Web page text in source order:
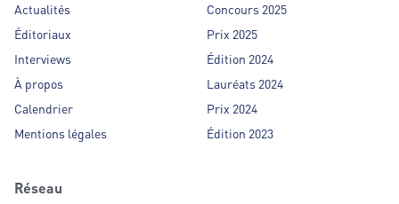
Actualités
Éditoriaux
Interviews
À propos
Calendrier
Mentions légales
Concours 2025
Prix 2025
Édition 2024
Lauréats 2024
Prix 2024
Édition 2023
Réseau